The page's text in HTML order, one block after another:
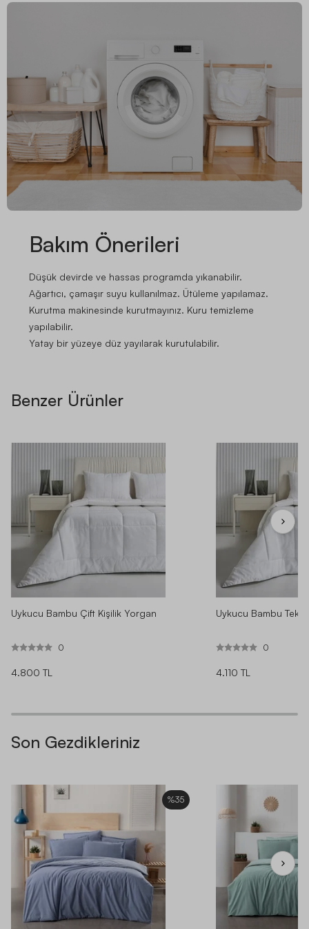
Bakım Önerileri
Düşük devirde ve hassas programda yıkanabilir.
Ağartıcı, çamaşır suyu kullanılmaz. Ütüleme yapılamaz.
Kurutma makinesinde kurutmayınız. Kuru temizleme
yapılabilir.
Yatay bir yüzeye düz yayılarak kurutulabilir.
Benzer Ürünler
Uykucu Bambu Çift Kişilik Yorgan
0
4.800 TL
Uykucu Bambu Tek
0
4.110 TL
Son Gezdikleriniz
%35